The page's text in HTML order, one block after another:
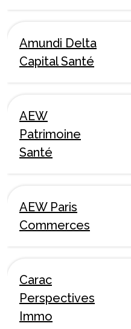
Amundi Delta
Capital Santé
AEW
Patrimoine
Santé
AEW Paris
Commerces
Carac
Perspectives
Immo